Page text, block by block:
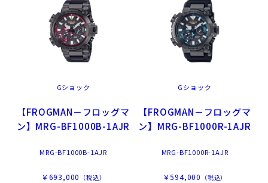
Gショック
【FROGMAN－フロッグマ
ン】MRG-BF1000B-1AJR
MRG-BF1000B-1AJR
￥693,000 （税込）
Gショック
【FROGMAN－フロッグマ
ン】MRG-BF1000R-1AJR
MRG-BF1000R-1AJR
￥594,000 （税込）